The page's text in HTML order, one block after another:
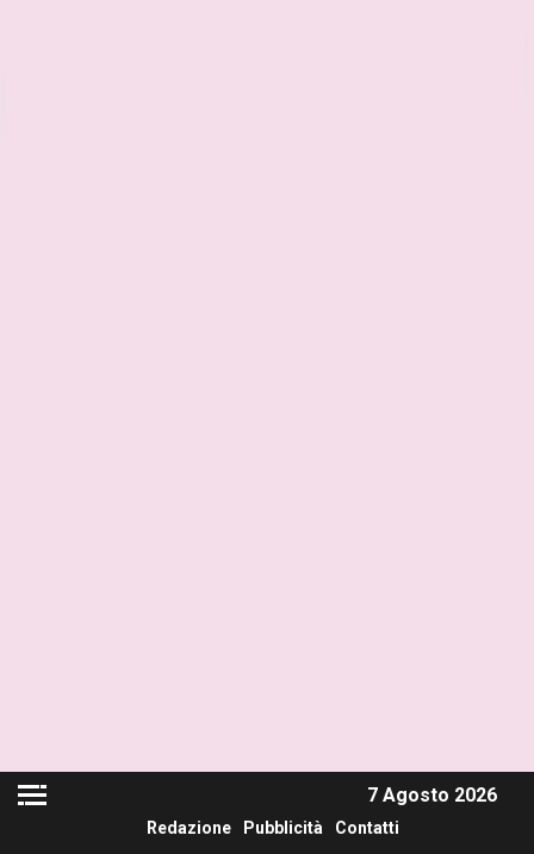
7 Agosto 2026
Redazione Pubblicità Contatti